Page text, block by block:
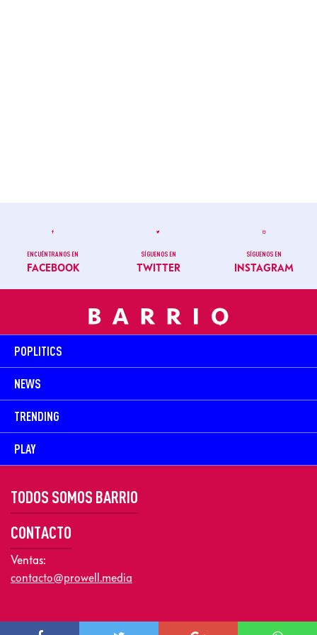
ENCUÉNTRANOS EN
FACEBOOK
SÍGUENOS EN
TWITTER
SÍGUENOS EN
INSTAGRAM
POPLITICS
NEWS
TRENDING
PLAY
TODOS SOMOS BARRIO
CONTACTO
Ventas:
contacto@prowell.media